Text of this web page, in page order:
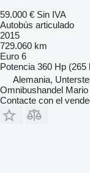
59.000 € Sin IVA
Autobús articulado
2015
729.060 km
Euro 6
Potencia 360 Hp (265
Alemania,
Omnibushandel
Contacte con el